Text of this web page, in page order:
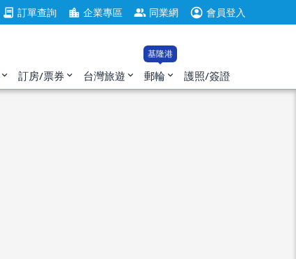
contract 訂單查詢 location_city 企業專區 group 同業網 account_circle 會員登入
expand_more 訂房/票券 expand_more 台灣旅遊 expand_more
基隆港
郵輪 expand_more 護照/簽證